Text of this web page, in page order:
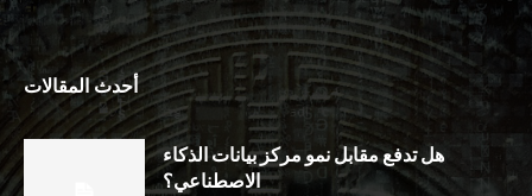
أحدث المقالات
هل تدفع مقابل نمو مركز بيانات الذكاء
الاصطناعي؟